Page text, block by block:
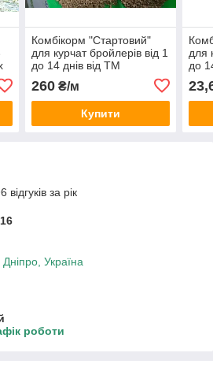
Комбікорм "Стартовий"
для курчат бройлерів від 1
до 14 днів від ТМ
260₴/м
Купити
для
до
за рік
Україна
роботи